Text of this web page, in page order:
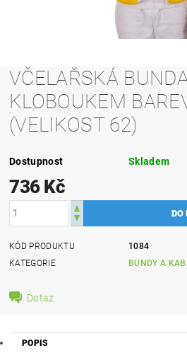
VČELAŘSKÁ
KLOBOUKEM
(VELIKOST 62)
Dostupnost Skladem
736 Kč
KÓD PRODUKTU
1084
KATEGORIE
BUNDY A
Dotaz
POPIS